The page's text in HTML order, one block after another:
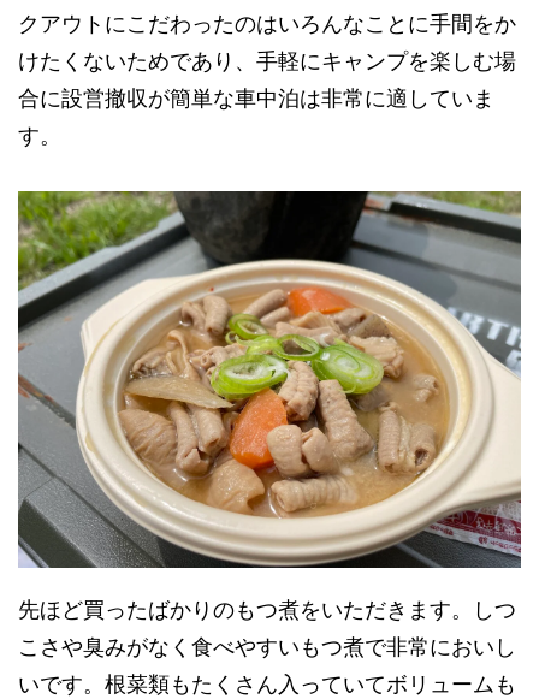
クアウトにこだわったのはいろんなことに手間をか
けたくないためであり、手軽にキャンプを楽しむ場
合に設営撤収が簡単な車中泊は非常に適していま
す。
先ほど買ったばかりのもつ煮をいただきます。しつ
こさや臭みがなく食べやすいもつ煮で非常においし
いです。根菜類もたくさん入っていてボリュームも